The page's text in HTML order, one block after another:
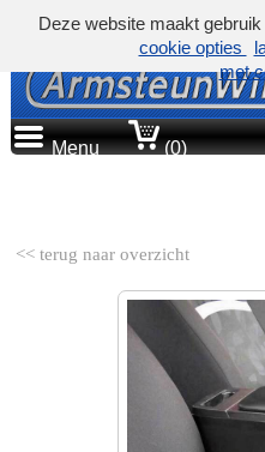
Menu (0)
<< terug naar overzicht
Deze website maakt
cookie opties
met